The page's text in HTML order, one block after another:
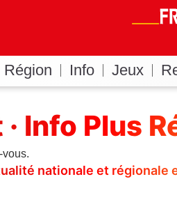
Région Info Jeux
Info Plus
nationale et régionale